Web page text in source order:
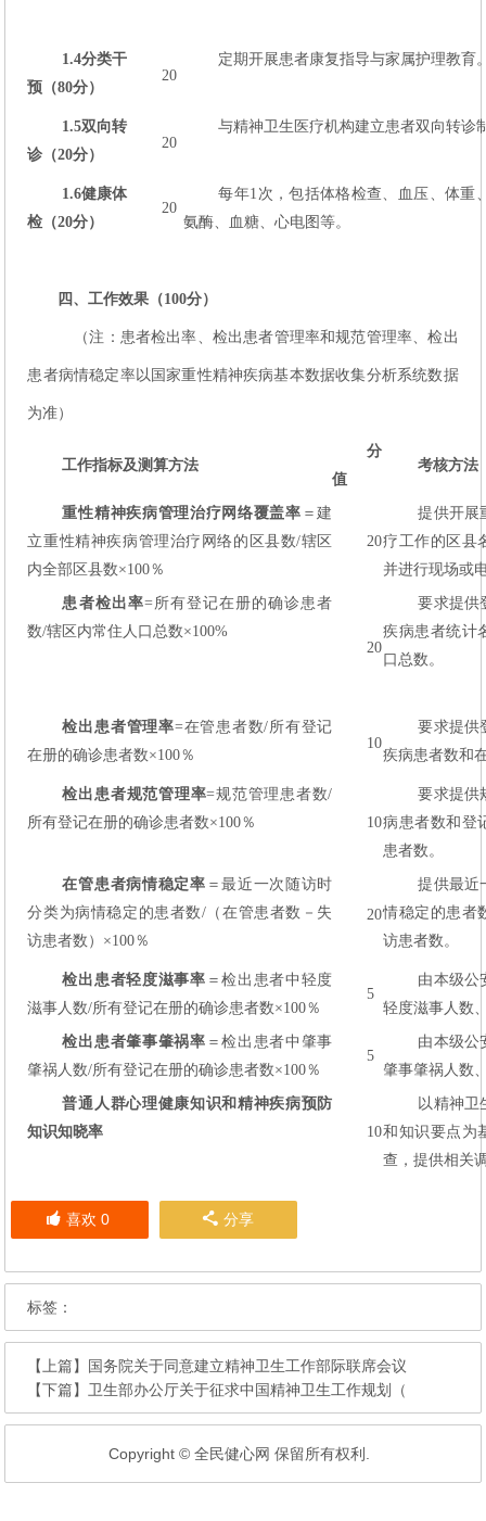
1.4分类干
预（80分）
20
定期开展患者康复指导与家属护理教育
1.5双向转
诊（20分）
20
与精神卫生医疗机构建立患者双向转诊
1.6健康体
检（20分）
20
每年1次，包括体格检查、血压、体重
氨酶、血糖、心电图等。
四、工作效果（100分）
（注：患者检出率、检出患者管理率和规范管理率、检出
患者病情稳定率以国家重性精神疾病基本数据收集分析系统数据
为准）
工作指标及测算方法
分
值
考核方法
重性精神疾病管理治疗网络覆盖率 ＝建
立重性精神疾病管理治疗网络的区县数/辖区
内全部区县数×100％
20
提供开展
疗工作的区县
并进行现场或
患者检出率=所有登记在册的确诊患者
数/辖区内常住人口总数×100%
20
要求提供
疾病患者统计
口总数。
检出患者管理率=在管患者数/所有登记
在册的确诊患者数×100％
10
要求提供
疾病患者数和
检出患者规范管理率=规范管理患者数/
所有登记在册的确诊患者数×100％
10
要求提供
病患者数和登
患者数。
在管患者病情稳定率 ＝最近一次随访时
分类为病情稳定的患者数/（在管患者数－失
访患者数）×100％
20
提供最近
情稳定的患者
访患者数。
检出患者轻度滋事率 ＝检出患者中轻度
滋事人数/所有登记在册的确诊患者数×100％
5
由本级公
轻度滋事人数
检出患者肇事肇祸率 ＝检出患者中肇事
肇祸人数/所有登记在册的确诊患者数×100％
5
由本级公
肇事肇祸人数
普通人群心理健康知识和精神疾病预防
知识知晓率
10
以精神卫
和知识要点为
查，提供相关
喜欢 0 分享
标签：
【上篇】 国务院关于同意建立精神卫生工作部际联席会议
【下篇】 卫生部办公厅关于征求中国精神卫生工作规划（
Copyright © 全民健心网 保留所有权利.